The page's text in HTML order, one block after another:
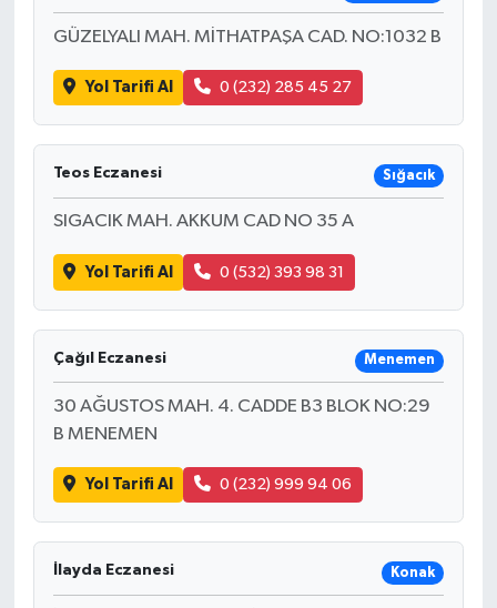
GÜZELYALI MAH. MİTHATPAŞA CAD. NO:1032 B
Yol Tarifi Al 0 (232) 285 45 27
Teos Eczanesi Sığacık
SIGACIK MAH. AKKUM CAD NO 35 A
Yol Tarifi Al 0 (532) 393 98 31
Çağıl Eczanesi Menemen
30 AĞUSTOS MAH. 4. CADDE B3 BLOK NO:29
B MENEMEN
Yol Tarifi Al 0 (232) 999 94 06
İlayda Eczanesi Konak